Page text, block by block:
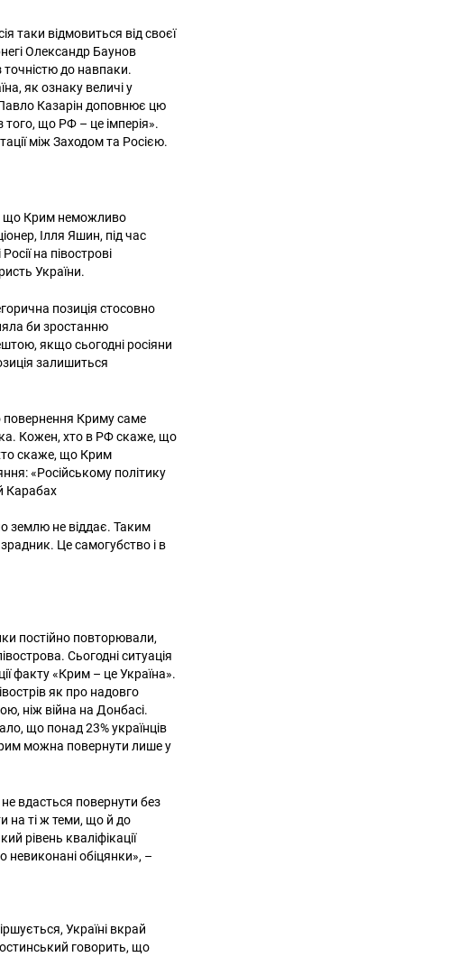
таки відмовиться від своєї
Олександр Баунов
точністю до навпаки.
як ознаку величі у
Павло Казарін доповнює цю
що РФ – це імперія».
між Заходом та Росією.
що Крим неможливо
Ілля Яшин, під час
на півострові
України.
позиція стосовно
би зростанню
якщо сьогодні росіяни
залишиться
повернення Криму саме
Кожен, хто в РФ скаже, що
скаже, що Крим
«Російському політику
Карабах
землю не віддає. Таким
Це самогубство і в
постійно повторювали,
Сьогодні ситуація
факту «Крим – це Україна».
як про надовго
ніж війна на Донбасі.
що понад 23% українців
можна повернути лише у
вдасться повернути без
на ті ж теми, що й до
рівень кваліфікації
невиконані обіцянки», –
Україні вкрай
говорить, що